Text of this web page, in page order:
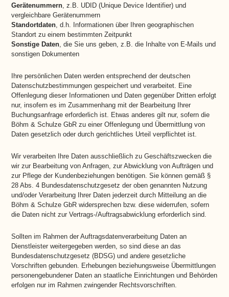
Gerätenummern , z.B. UDID (Unique Device Identifier) und
vergleichbare Gerätenummern
Standortdaten , d.h. Informationen über Ihren geographischen
Standort zu einem bestimmten Zeitpunkt
Sonstige Daten , die Sie uns geben, z.B. die Inhalte von E-Mails und
sonstigen Dokumenten
Ihre persönlichen Daten werden entsprechend der deutschen
Datenschutzbestimmungen gespeichert und verarbeitet. Eine
Offenlegung dieser Informationen und Daten gegenüber Dritten erfolgt
nur, insofern es im Zusammenhang mit der Bearbeitung Ihrer
Buchungsanfrage erforderlich ist. Etwas anderes gilt nur, sofern die
Böhm & Schulze GbR zu einer Offenlegung und Übermittlung von
Daten gesetzlich oder durch gerichtliches Urteil verpflichtet ist.
Wir verarbeiten Ihre Daten ausschließlich zu Geschäftszwecken die
wir zur Bearbeitung von Anfragen, zur Abwicklung von Aufträgen und
zur Pflege der Kundenbeziehungen benötigen. Sie können gemäß §
28 Abs. 4 Bundesdatenschutzgesetz der oben genannten Nutzung
und/oder Verarbeitung Ihrer Daten jederzeit durch Mitteilung an die
Böhm & Schulze GbR widersprechen bzw. diese widerrufen, sofern
die Daten nicht zur Vertrags-/Auftragsabwicklung erforderlich sind.
Sollten im Rahmen der Auftragsdatenverarbeitung Daten an
Dienstleister weitergegeben werden, so sind diese an das
Bundesdatenschutzgesetz (BDSG) und andere gesetzliche
Vorschriften gebunden. Erhebungen beziehungsweise Übermittlungen
personengebundener Daten an staatliche Einrichtungen und Behörden
erfolgen nur im Rahmen zwingender Rechtsvorschriften.